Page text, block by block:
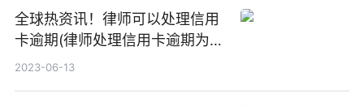
全球热资讯！律师可以处理信用
卡逾期(律师处理信用卡逾期为什
么要电话卡)
2023-06-13